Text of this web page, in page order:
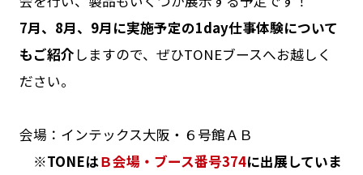
7月、8月、9月に実施予定の1day仕事体験について
もご紹介 しますので、ぜひTONEブースへお越しく
ださい。
会場：インテックス大阪・６号館ＡＢ
※TONEはＢ会場・ブース番号374に出展していま